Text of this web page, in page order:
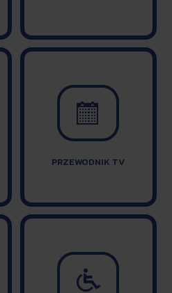

PRZEWODNIK TV
